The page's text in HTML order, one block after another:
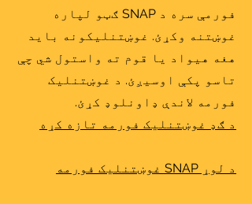
فورمې سره د SNAP ګټو لپاره
غوښتنه وکړئ. غوښتنلیکونه باید
هغه هیواد یا قوم ته واستول شي چې
تاسو پکې اوسیږئ. د غوښتنلیک
فورمه لاندې ډاونلوډ کړئ.
د ګډ غوښتنلیک فورمه تازه کړه
د لوړ SNAP غوښتنلیک فورمه